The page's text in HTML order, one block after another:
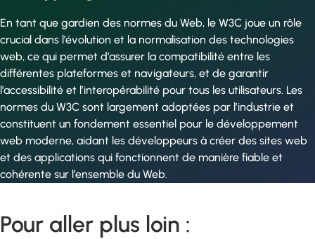
En tant que gardien des normes du Web, le W3C joue un rôle
crucial dans l’évolution et la normalisation des technologies
web, ce qui permet d’assurer la compatibilité entre les
différentes plateformes et navigateurs, et de garantir
l’accessibilité et l’interopérabilité pour tous les utilisateurs. Les
normes du W3C sont largement adoptées par l’industrie et
constituent un fondement essentiel pour le développement
web moderne, aidant les développeurs à créer des sites web
et des applications qui fonctionnent de manière fiable et
cohérente sur l’ensemble du Web.
Pour aller plus loin :